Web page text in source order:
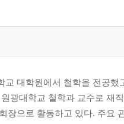
교 대학원에서 철학을 전공
광대학교 철학과 교수로 재
장으로 활동하고 있다. 주요